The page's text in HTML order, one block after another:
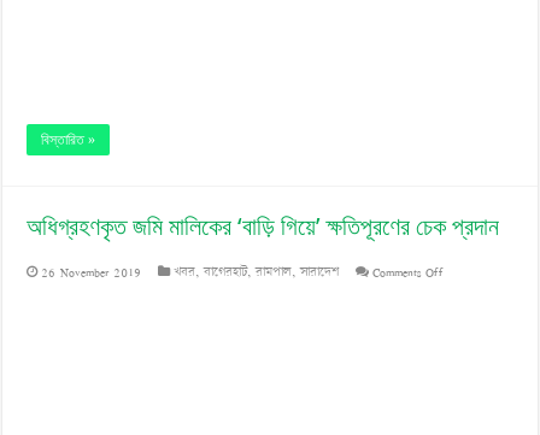
বিস্তারিত »
অধিগ্রহণকৃত জমি মালিকের ‘বাড়ি গিয়ে’ ক্ষতিপূরণের চেক প্রদান
26 November 2019 খবর,বাগেরহাট,রামপাল,সারাদেশ Comments Offon